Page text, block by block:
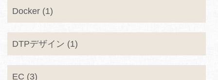
Docker (1)
DTPデザイン (1)
EC (3)